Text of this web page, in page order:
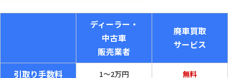
ディーラー・
中古車
販売業者
廃車買取
サービス
引取り手数料 1〜2万円 無料